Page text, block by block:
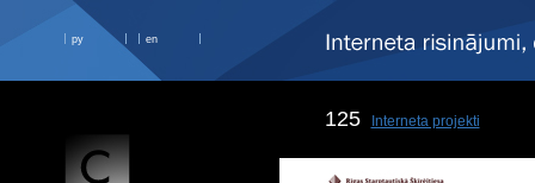
ру en
125 Interneta projekti